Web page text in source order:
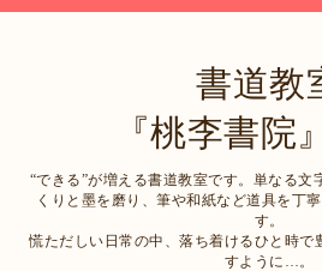
書道教
『桃李書院
“できる”が増える書道教室です。単なる文
くりと墨を磨り、筆や和紙など道具を丁
す。
慌ただしい日常の中、落ち着けるひと時で
すように…。